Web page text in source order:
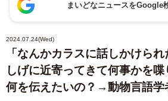
まいどなニュースをGoogle
2024.07.24(Wed)
「なんかカラスに話しかけら
しげに近寄ってきて何事かを
何を伝えたいの？→動物言語学